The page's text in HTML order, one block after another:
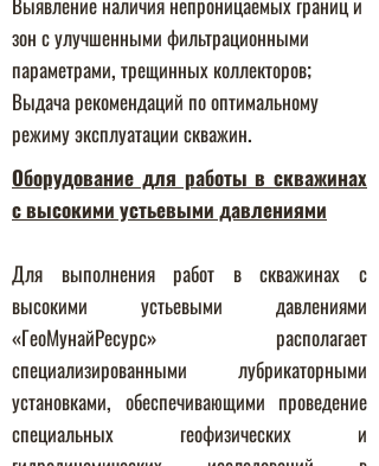
зон с улучшенными фильтрационными
параметрами, трещинных коллекторов;
Выдача рекомендаций по оптимальному
режиму эксплуатации скважин.
Оборудование для работы в скважинах
с высокими устьевыми давлениями
Для выполнения работ в скважинах с
высокими устьевыми давлениями
«ГеоМунайРесурс» располагает
специализированными лубрикаторными
установками, обеспечивающими проведение
специальных геофизических и